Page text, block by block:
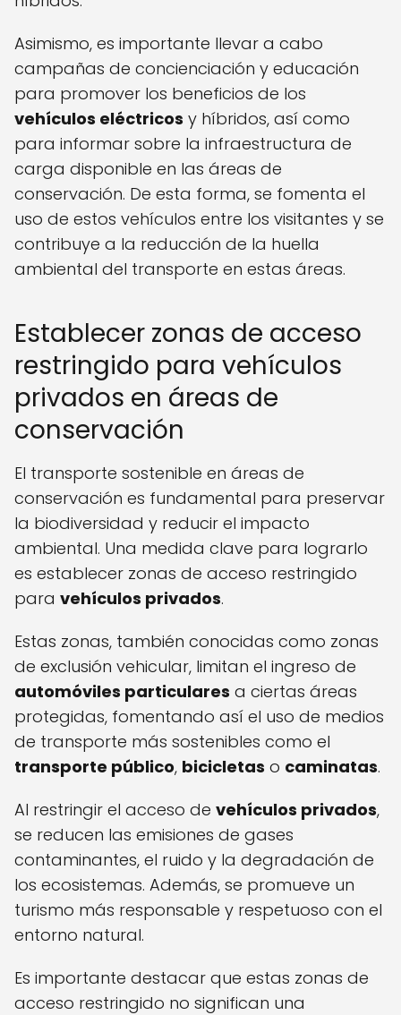
Asimismo, es importante llevar a cabo
campañas de concienciación y educación
para promover los beneficios de los
vehículos eléctricos y híbridos, así como
para informar sobre la infraestructura de
carga disponible en las áreas de
conservación. De esta forma, se fomenta el
uso de estos vehículos entre los visitantes y se
contribuye a la reducción de la huella
ambiental del transporte en estas áreas.
Establecer zonas de acceso
restringido para vehículos
privados en áreas de
conservación
El transporte sostenible en áreas de
conservación es fundamental para preservar
la biodiversidad y reducir el impacto
ambiental. Una medida clave para lograrlo
es establecer zonas de acceso restringido
para vehículos privados.
Estas zonas, también conocidas como zonas
de exclusión vehicular, limitan el ingreso de
automóviles particulares a ciertas áreas
protegidas, fomentando así el uso de medios
de transporte más sostenibles como el
transporte público, bicicletas o caminatas.
Al restringir el acceso de vehículos privados,
se reducen las emisiones de gases
contaminantes, el ruido y la degradación de
los ecosistemas. Además, se promueve un
turismo más responsable y respetuoso con el
entorno natural.
Es importante destacar que estas zonas de
acceso restringido no significan una